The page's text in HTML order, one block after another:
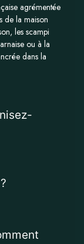
agrémentée
de la maison
les scampi
ou à la
dans la